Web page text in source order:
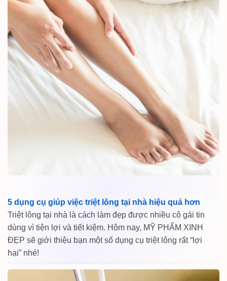
5 dụng cụ giúp việc triệt lông tại nhà hiệu quả hơn
Triệt lông tại nhà là cách làm đẹp được nhiều cô gái tin
dùng vì tiện lợi và tiết kiệm. Hôm nay, MỸ PHẨM XINH
ĐẸP sẽ giới thiệu bạn một số dụng cụ triệt lông rất “lợi
hại” nhé!